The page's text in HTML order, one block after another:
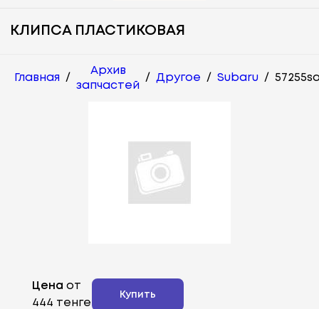
КЛИПСА ПЛАСТИКОВАЯ
Главная /
Архив
запчастей
/ Другое / Subaru /
Цена от
444 тенге
Купить